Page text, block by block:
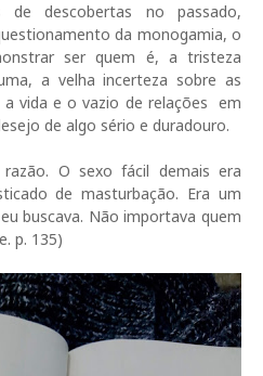
de descobertas no passado,
da monogamia, o
ser quem é, a tristeza
a velha incerteza sobre as
vida e o vazio de relações em
de algo sério e duradouro.
O sexo fácil demais era
de masturbação. Era um
buscava. Não importava quem
p. 135)